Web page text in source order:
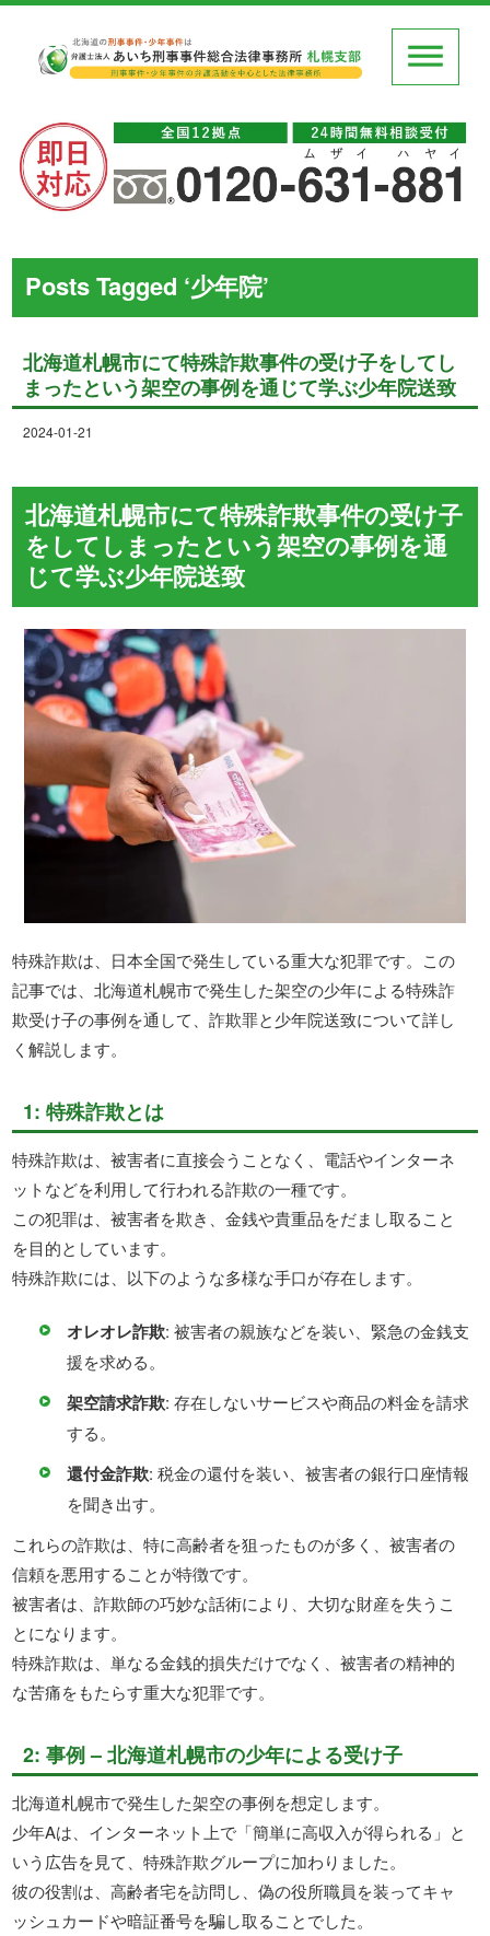
Posts Tagged ‘少年院’
北海道札幌市にて特殊詐欺事件の受け子をしてし
まったという架空の事例を通じて学ぶ少年院送致
2024-01-21
北海道札幌市にて特殊詐欺事件の受け子
をしてしまったという架空の事例を通
じて学ぶ少年院送致
特殊詐欺は、日本全国で発生している重大な犯罪です。この
記事では、北海道札幌市で発生した架空の少年による特殊詐
欺受け子の事例を通して、詐欺罪と少年院送致について詳し
く解説します。
1: 特殊詐欺とは
特殊詐欺は、被害者に直接会うことなく、電話やインターネ
ットなどを利用して行われる詐欺の一種です。
この犯罪は、被害者を欺き、金銭や貴重品をだまし取ること
を目的としています。
特殊詐欺には、以下のような多様な手口が存在します。
オレオレ詐欺: 被害者の親族などを装い、緊急の金銭支
援を求める。
架空請求詐欺: 存在しないサービスや商品の料金を請求
する。
還付金詐欺: 税金の還付を装い、被害者の銀行口座情報
を聞き出す。
これらの詐欺は、特に高齢者を狙ったものが多く、被害者の
信頼を悪用することが特徴です。
被害者は、詐欺師の巧妙な話術により、大切な財産を失うこ
とになります。
特殊詐欺は、単なる金銭的損失だけでなく、被害者の精神的
な苦痛をもたらす重大な犯罪です。
2: 事例 – 北海道札幌市の少年による受け子
北海道札幌市で発生した架空の事例を想定します。
少年Aは、インターネット上で「簡単に高収入が得られる」と
いう広告を見て、特殊詐欺グループに加わりました。
彼の役割は、高齢者宅を訪問し、偽の役所職員を装ってキャ
ッシュカードや暗証番号を騙し取ることでした。